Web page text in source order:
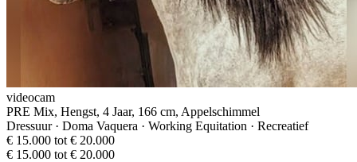
videocam
PRE Mix, Hengst, 4 Jaar, 166 cm, Appelschimmel
Dressuur · Doma Vaquera · Working Equitation · Recreatief
€ 15.000 tot € 20.000
€ 15.000 tot € 20.000